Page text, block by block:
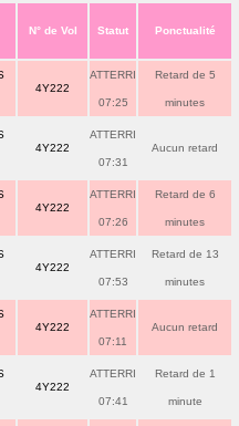
N° de Vol Statut Ponctualité
4Y222
ATTERRI
07:25
Retard de 5
minutes
4Y222
ATTERRI
07:31
Aucun retard
4Y222
ATTERRI
07:26
Retard de 6
minutes
4Y222
ATTERRI
07:53
Retard de 13
minutes
4Y222
ATTERRI
07:11
Aucun retard
4Y222
ATTERRI
07:41
Retard de 1
minute